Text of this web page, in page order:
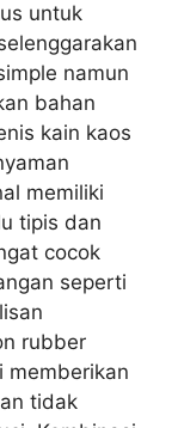
untuk
namun
bahan
kain kaos
memiliki
tipis dan
cocok
seperti
rubber
memberikan
tidak